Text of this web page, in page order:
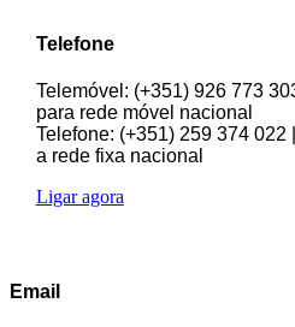
Telefone
Telemóvel: (+351) 926 773
para rede móvel nacional
Telefone: (+351) 259 374 022
a rede fixa nacional
Ligar agora
Email